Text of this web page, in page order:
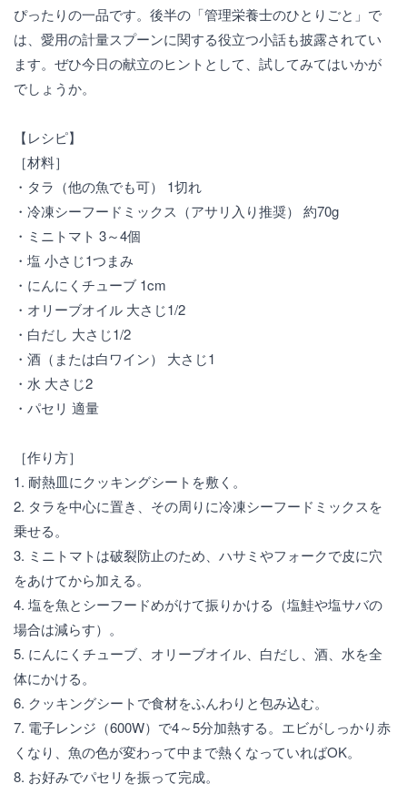
ぴったりの一品です。後半の「管理栄養士のひとりごと」で
は、愛用の計量スプーンに関する役立つ小話も披露されてい
ます。ぜひ今日の献立のヒントとして、試してみてはいかが
でしょうか。
【レシピ】
［材料］
・タラ（他の魚でも可） 1切れ
・冷凍シーフードミックス（アサリ入り推奨） 約70g
・ミニトマト 3～4個
・塩 小さじ1つまみ
・にんにくチューブ 1cm
・オリーブオイル 大さじ1/2
・白だし 大さじ1/2
・酒（または白ワイン） 大さじ1
・水 大さじ2
・パセリ 適量
［作り方］
1. 耐熱皿にクッキングシートを敷く。
2. タラを中心に置き、その周りに冷凍シーフードミックスを
乗せる。
3. ミニトマトは破裂防止のため、ハサミやフォークで皮に穴
をあけてから加える。
4. 塩を魚とシーフードめがけて振りかける（塩鮭や塩サバの
場合は減らす）。
5. にんにくチューブ、オリーブオイル、白だし、酒、水を全
体にかける。
6. クッキングシートで食材をふんわりと包み込む。
7. 電子レンジ（600W）で4～5分加熱する。エビがしっかり赤
くなり、魚の色が変わって中まで熱くなっていればOK。
8. お好みでパセリを振って完成。